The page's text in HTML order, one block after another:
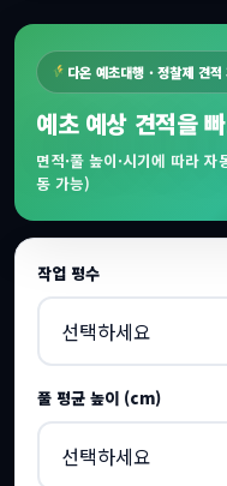
다온 예초대행 · 정찰제 견적
예초 예상 견적을
면적·풀 높이·시기에 따라
동 가능)
작업 평수
풀 평균 높이 (cm)